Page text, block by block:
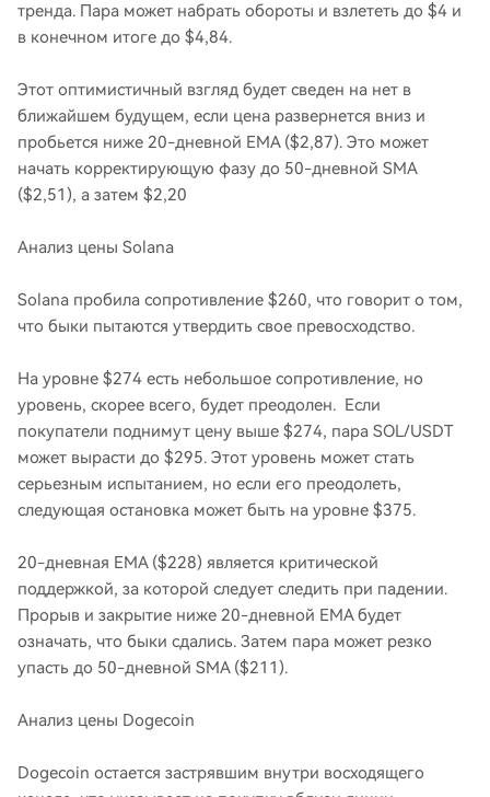
тренда. Пара может набрать обороты и взлететь до $4 и
в конечном итоге до $4,84.
Этот оптимистичный взгляд будет сведен на нет в
ближайшем будущем, если цена развернется вниз и
пробьется ниже 20-дневной EMA ($2,87). Это может
начать корректирующую фазу до 50-дневной SMA
($2,51), а затем $2,20
Анализ цены Solana
Solana пробила сопротивление $260, что говорит о том,
что быки пытаются утвердить свое превосходство.
На уровне $274 есть небольшое сопротивление, но
уровень, скорее всего, будет преодолен. Если
покупатели поднимут цену выше $274, пара SOL/USDT
может вырасти до $295. Этот уровень может стать
серьезным испытанием, но если его преодолеть,
следующая остановка может быть на уровне $375.
20-дневная EMA ($228) является критической
поддержкой, за которой следует следить при падении.
Прорыв и закрытие ниже 20-дневной EMA будет
означать, что быки сдались. Затем пара может резко
упасть до 50-дневной SMA ($211).
Анализ цены Dogecoin
Dogecoin остается застрявшим внутри восходящего